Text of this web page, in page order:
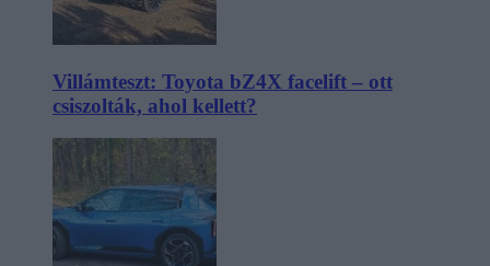
Villámteszt: Toyota bZ4X facelift – ott
csiszolták, ahol kellett?